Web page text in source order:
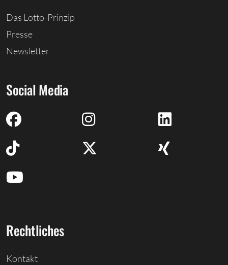
Das Lotto-Prinzip
Presse
Newsletter
Social Media
Rechtliches
Kontakt